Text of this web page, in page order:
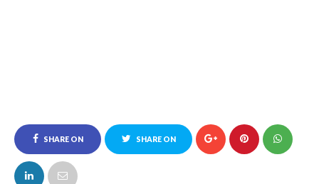
SHARE ON
FACEBOOK
SHARE ON